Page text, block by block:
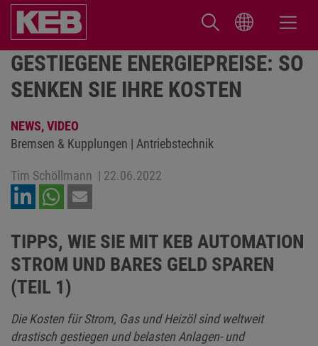
GESTIEGENE ENERGIEPREISE: SO
SENKEN SIE IHRE KOSTEN
NEWS,VIDEO
Bremsen & Kupplungen | Antriebstechnik
Tim Schöllmann | 22.06.2022
TIPPS, WIE SIE MIT KEB AUTOMATION
STROM UND BARES GELD SPAREN
(TEIL 1)
Die Kosten für Strom, Gas und Heizöl sind weltweit
drastisch gestiegen und belasten Anlagen- und